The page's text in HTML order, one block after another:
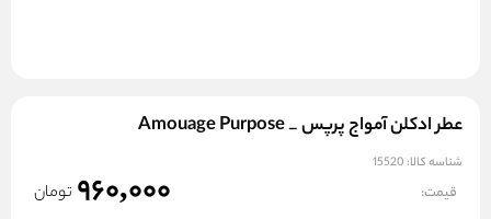
عطر ادکلن آمواج پرپس _ Amouage Purpose
شناسه کالا: 15520
قیمت: 960,000 تومان